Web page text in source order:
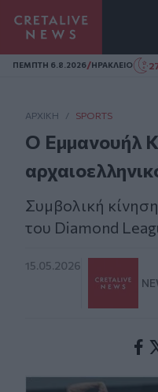
Homepage
ΠΕΜΠΤΗ 6.8.2026/ΗΡΑΚΛΕΙΟ
ΑΡΧΙΚΗ / SPORTS
Ο Εμμανουήλ
Συμβολική
του Diamond
15.05.2026